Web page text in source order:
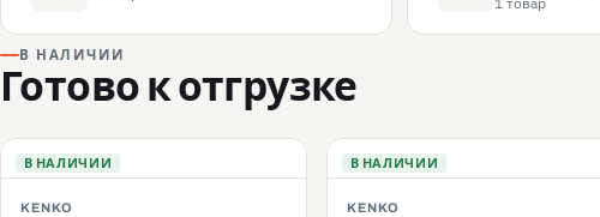
В НАЛИЧИИ
Готово к отгрузке
В НАЛИЧИИ
KENKO
В НАЛИЧИИ
KENKO